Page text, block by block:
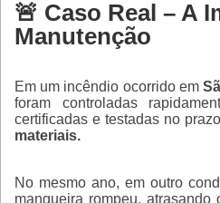
🚨 Caso Real – A
Manutenção
Em um incêndio ocorrido em
foram controladas
certificadas e testadas no
materiais.
No mesmo ano, em outro
mangueira rompeu, atrasando